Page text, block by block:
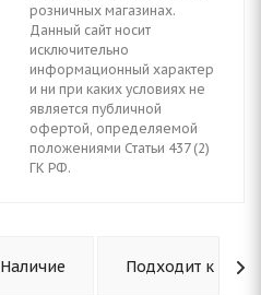
розничных магазинах.
Данный сайт носит
исключительно
информационный характер
и ни при каких условиях не
является публичной
офертой, определяемой
положениями Статьи 437 (2)
ГК РФ.
Наличие Подходит к авто